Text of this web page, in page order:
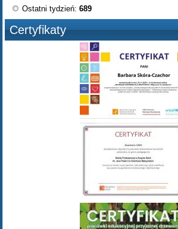
Ostatni tydzień:689
Certyfikaty